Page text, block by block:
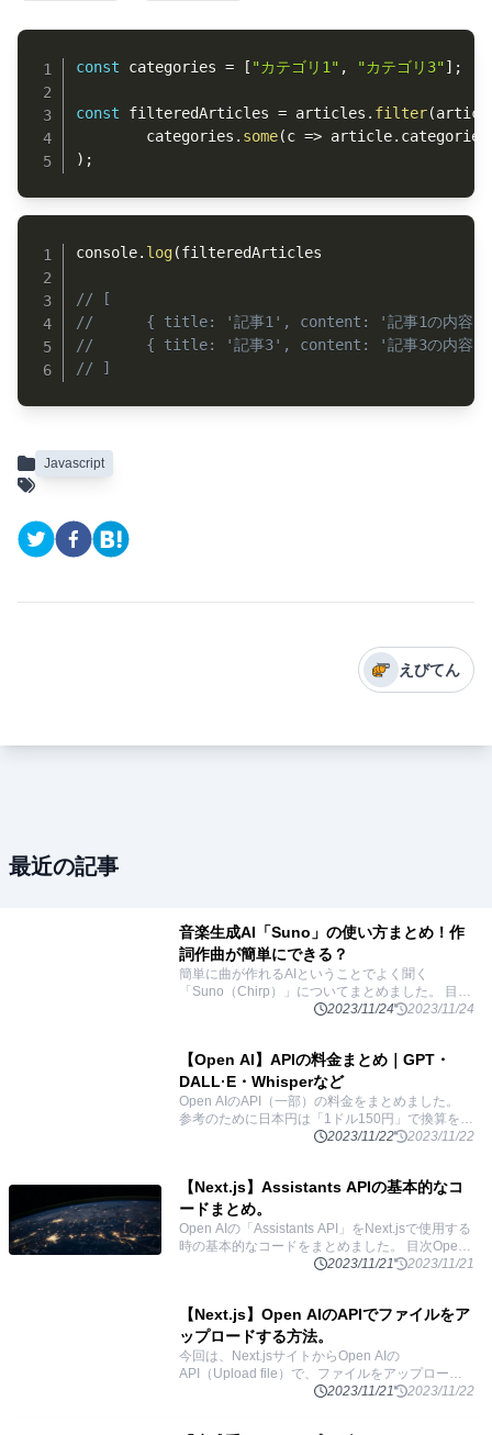
const categories = [ "カテゴリ1" , "カテゴリ3"] ;
const filteredArticles = articles . filter(
		categories
. some(c => article. categories
) ;
console. log(filteredArticles
// [
// 		{ title: '記事1', content: '記事1の
// 		{ title: '記事3', content: '記事3の
// ]
Javascript
えびてん
最近の記事
音楽生成AI「Suno」の使い方まとめ！作
詞作曲が簡単にできる？
簡単に曲が作れるAIということでよく聞く
「Suno（Chirp）」についてまとめました。 目次
「Suno」とはテキストからさまざまな音声を生成
2023/11/24 2023/11/24
【Open AI】APIの料金まとめ｜GPT・
DALL·E・Whisperなど
Open AIのAPI（一部）の料金をまとめました。
参考のために日本円は「1ドル150円」で換算をし
2023/11/22 2023/11/22
【Next.js】Assistants APIの基本的なコ
ードまとめ。
Open AIの「Assistants API」をNext.jsで使用する
時の基本的なコードをまとめました。 目次Open
AIのAPIセットアップ基本の使い方Threads: スレ
2023/11/21 2023/11/21
【Next.js】Open AIのAPIでファイルをア
ップロードする方法。
今回は、Next.jsサイトからOpen AIの
API（Upload file）で、ファイルをアップロード
する方法を実装するのに時間がかかったのでその
2023/11/21 2023/11/22